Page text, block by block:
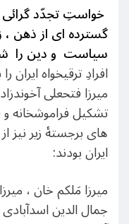
خواستِ تجدّد
گسترده ای از ذهن ،
سیاست و دین را
افرادِ ترقیخواه
میرزا فتحعلی
تشکیل فراموشخانه و
های برجستۀ زیر نیز
ایران بودند:
میرزا مَلکم خان ،
جمال الدین